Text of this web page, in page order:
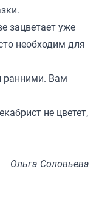
зацветает уже
необходим для
ранними. Вам
не цветет,
Ольга Соловьева